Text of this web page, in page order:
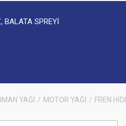
BALATA SPREYİ
YAĞI MOTOR YAĞI FREN